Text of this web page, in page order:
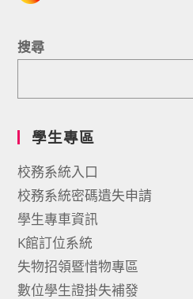
搜尋
學生專區
校務系統入口
校務系統密碼遺失申請
學生專車資訊
K館訂位系統
失物招領暨惜物專區
數位學生證掛失補發